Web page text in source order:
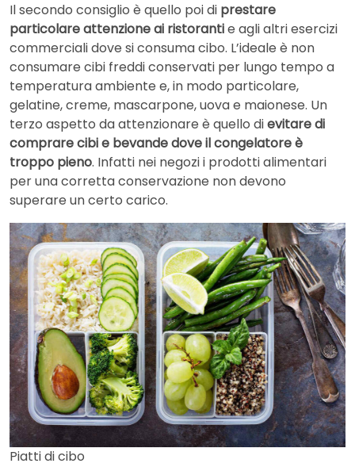
Il secondo consiglio è quello poi di prestare
particolare attenzione ai ristorantie agli altri esercizi
commerciali dove si consuma cibo. L’ideale è non
consumare cibi freddi conservati per lungo tempo a
temperatura ambiente e, in modo particolare,
gelatine, creme, mascarpone, uova e maionese. Un
terzo aspetto da attenzionare è quello dievitare di
comprare cibi e bevande dove il congelatore è
troppo pieno. Infatti nei negozi i prodotti alimentari
per una corretta conservazione non devono
superare un certo carico.
Piatti di cibo